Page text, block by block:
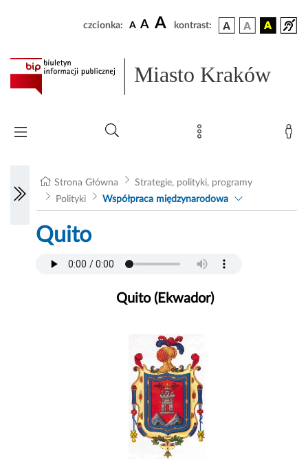
czcionka: A A A kontrast:
Miasto Kraków
Strona Główna
Strategie, polityki, programy
Polityki
Współpraca międzynarodowa
Quito
Quito (Ekwador)